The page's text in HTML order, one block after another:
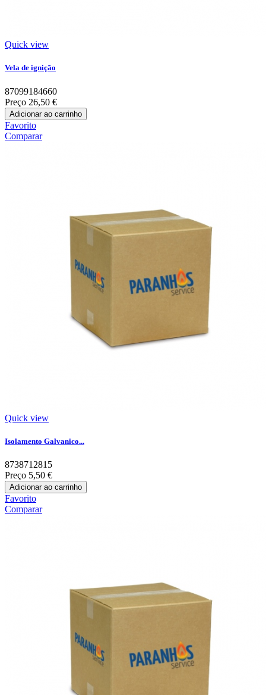
Quick view
Vela de ignição
87099184660
Preço 26,50 €
Adicionar ao carrinho
Favorito
Comparar
Quick view
Isolamento Galvanico...
8738712815
Preço 5,50 €
Adicionar ao carrinho
Favorito
Comparar